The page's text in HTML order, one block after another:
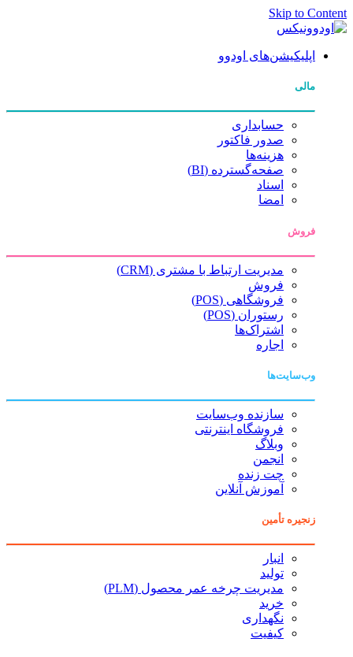
Skip to Content
اپلیکیشن‌های اودوو
مالی
حسابداری
صدور فاکتور
هزینه‌ها
صفحه‌گسترده (BI)
اسناد
امضا
فروش
مدیریت ارتباط با مشتری (CRM)
فروش
فروشگاهی (POS)
رستوران (POS)
اشتراک‌ها
اجاره
وب‌سایت‌ها
سازنده وب‌سایت
فروشگاه اینترنتی
وبلاگ
انجمن
چت زنده
آموزش آنلاین
زنجیره تأمین
انبار
تولید
مدیریت چرخه عمر محصول (PLM)
خرید
نگهداری
کیفیت